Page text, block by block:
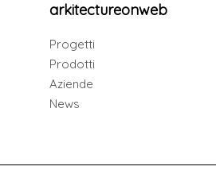
arkitectureonweb
Progetti
Prodotti
Aziende
News